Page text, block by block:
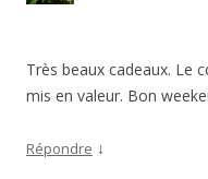
Très beaux cadeaux. Le
mis en valeur. Bon
Répondre ↓